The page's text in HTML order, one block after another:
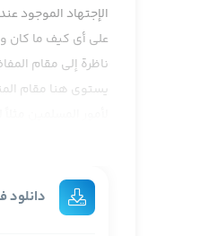
الإجتهاد الموجود
على أي كيف ما كان
ناظرة إلى مقام
يستوي هنا مقام
معلوم لكن لا
الروايات والأدلة
دانلود